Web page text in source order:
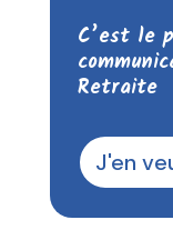
C’est le
Retraite
J'en